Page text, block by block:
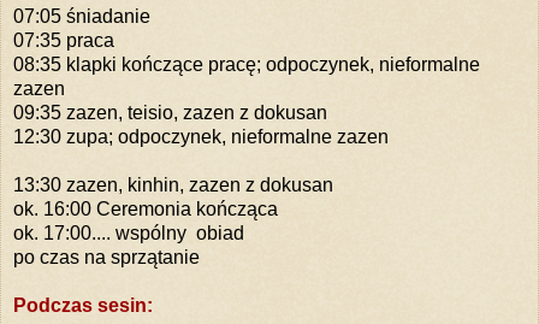
07:05 śniadanie
07:35 praca
08:35 klapki kończące pracę; odpoczynek, nieformalne
zazen
09:35 zazen, teisio, zazen z dokusan
12:30 zupa; odpoczynek, nieformalne zazen
13:30 zazen, kinhin, zazen z dokusan
ok. 16:00 Ceremonia kończąca
ok. 17:00.... wspólny obiad
po czas na sprzątanie
Podczas sesin: